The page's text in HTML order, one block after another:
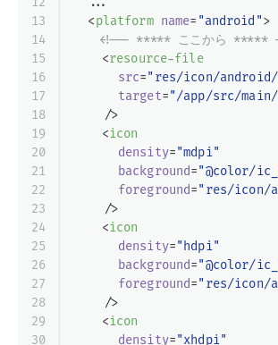
13
14
15
16
17
18
19
20
21
22
23
24
25
26
27
28
29
30
<platform name= "android">
<!-- ***** ここから *****
<resource-file
src="res/icon/
target="/app/src/
    />
<icon
density="mdpi"
background="@color/
foreground="res/icon/
    />
<icon
density="hdpi"
background="@color/
foreground="res/icon/
    />
<icon
density="xhdpi"